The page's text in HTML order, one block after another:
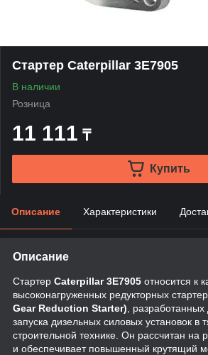
Стартер Caterpillar 3E7905
В наличии
Розница
11 111 ₸
Купить
Описание Характеристики
Описание
Стартер Caterpillar 3E7905 относится к
высоконагруженных редукторных
Gear Reduction Starter) ,
запуска дизельных силовых установок в
строительной технике. Он рассчитан на
и обеспечивает повышенный крутящий